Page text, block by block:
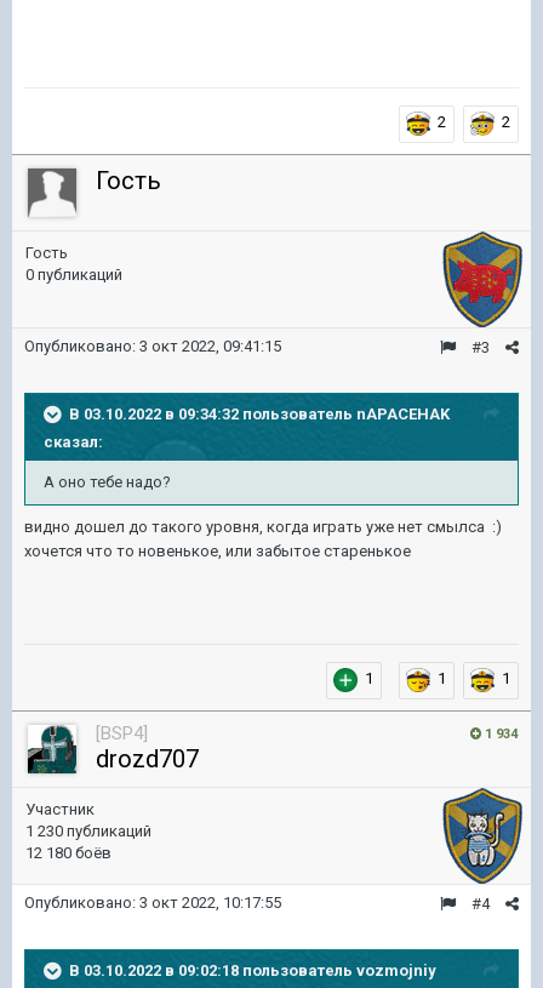
2 2
Гость
Гость
0 публикаций
#3
Опубликовано: 3 окт 2022, 09:41:15
В 03.10.2022 в 09:34:32 пользователь nAPACEHAK
сказал:
А оно тебе надо?
видно дошел до такого уровня, когда играть уже нет смылса :)
хочется что то новенькое, или забытое старенькое
1 1 1
1 934
[BSP4]
drozd707
Участник
1 230 публикаций
12 180 боёв
#4
Опубликовано: 3 окт 2022, 10:17:55
В 03.10.2022 в 09:02:18 пользователь vozmojniy